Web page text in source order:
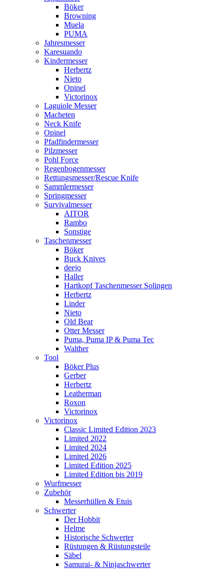
Böker
Browning
Muela
PUMA
Jahresmesser
Karesuando
Kindermesser
Herbertz
Nieto
Opinel
Victorinox
Laguiole Messer
Macheten
Neck Knife
Opinel
Pfadfindermesser
Pilzmesser
Pohl Force
Regenbogenmesser
Rettungsmesser/Rescue Knife
Sammlermesser
Springmesser
Survivalmesser
AITOR
Rambo
Sonstige
Taschenmesser
Böker
Buck Knives
deejo
Haller
Hartkopf Taschenmesser Solingen
Herbertz
Linder
Nieto
Old Bear
Otter Messer
Puma, Puma IP & Puma Tec
Walther
Tool
Böker Plus
Gerber
Herbertz
Leatherman
Roxon
Victorinox
Victorinox
Classic Limited Edition 2023
Limited 2022
Limited 2024
Limited 2026
Limited Edition 2025
Limited Edition bis 2019
Wurfmesser
Zubehör
Messerhüllen & Etuis
Schwerter
Der Hobbit
Helme
Historische Schwerter
Rüstungen & Rüstungsteile
Säbel
Samurai- & Ninjaschwerter